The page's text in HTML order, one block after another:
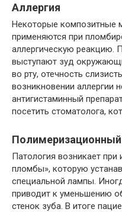
Аллергия
Некоторые композитные
применяются при
аллергическую реакцию.
выступают зуд
во рту, отечность
возникновении аллергии
антигистаминный
посетить стоматолога,
Полимеризационный
Патология возникает при
пломбы», которую
специальной лампы.
приводит к уменьшению
стенок зуба. В итоге